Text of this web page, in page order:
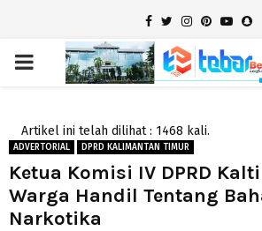
Facebook
TwitterInstagram
Pinterest
PRIMARY
Artikel ini telah dilihat : 1468 kali.
ADVERTORIAL DPRD KALIMANTAN TIMUR
Ketua Komisi IV DPRD
Warga Handil Tentang
Narkotika